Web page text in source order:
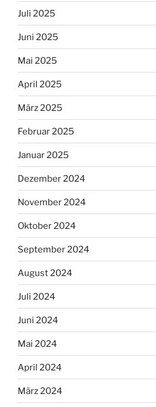
Juli 2025
Juni 2025
Mai 2025
April 2025
März 2025
Februar 2025
Januar 2025
Dezember 2024
November 2024
Oktober 2024
September 2024
August 2024
Juli 2024
Juni 2024
Mai 2024
April 2024
März 2024